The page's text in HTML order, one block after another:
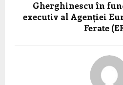
Gherghinescu în
executiv al Agenției
Ferate